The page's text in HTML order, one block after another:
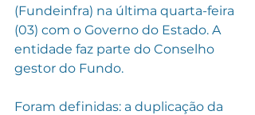
(Fundeinfra) na última quarta-feira
(03) com o Governo do Estado. A
entidade faz parte do Conselho
gestor do Fundo.
Foram definidas: a duplicação da